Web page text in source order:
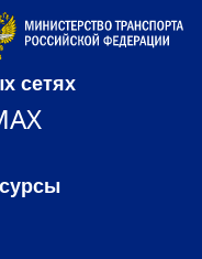
сетях